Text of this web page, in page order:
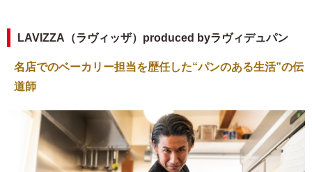
LAVIZZA（ラヴィッザ）produced byラヴィデュパン
名店でのベーカリー担当を歴任した“パンのある生活”の伝
道師